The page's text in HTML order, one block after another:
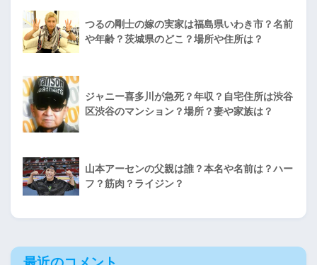
つるの剛士の嫁の実家は福島県いわき市？名前
や年齢？茨城県のどこ？場所や住所は？
ジャニー喜多川が急死？年収？自宅住所は渋谷
区渋谷のマンション？場所？妻や家族は？
山本アーセンの父親は誰？本名や名前は？ハー
フ？筋肉？ライジン？